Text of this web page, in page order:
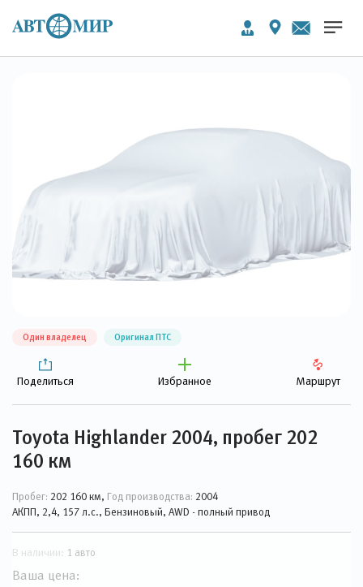
Один владелец Оригинал ПТС
Поделиться Избранное Маршрут
Toyota Highlander 2004, пробег 202
160 км
Пробег: 202 160 км, Год производства: 2004
АКПП, 2,4, 157 л.с., Бензиновый, AWD - полный привод
В наличии: 1 авто
Ваша цена: